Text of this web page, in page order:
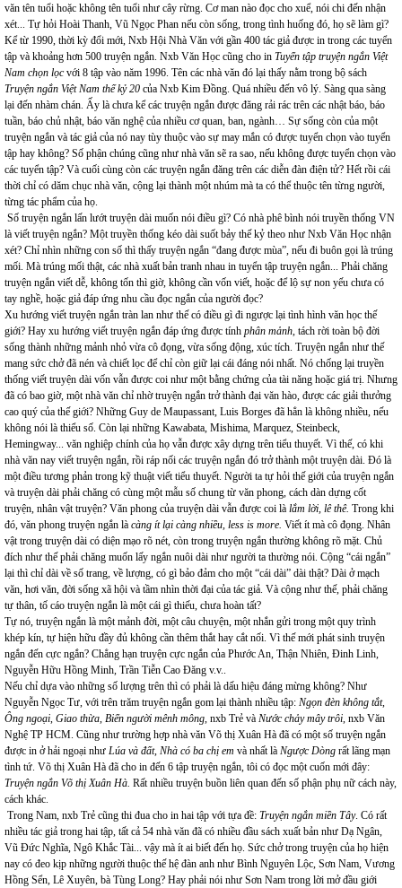
văn tên tuổi hoặc không tên tuổi như cây rừng. Cơ man nào đọc cho xuể, nói chi đến nhận
xét... Tự hỏi Hoài Thanh, Vũ Ngọc Phan nếu còn sống, trong tình huống đó, họ sẽ làm gì?
Kể từ 1990, thời kỳ đổi mới, Nxb Hội Nhà Văn với gần 400 tác giả được in trong các tuyển
tập và khoảng hơn 500 truyện ngắn. Nxb Văn Học cũng cho in Tuyển tập truyện ngắn Việt
Nam chọn lọcvới 8 tập vào năm 1996. Tên các nhà văn đó lại thấy nằm trong bộ sách
Truyện ngắn Việt Nam thế kỷ 20 của Nxb Kim Đồng. Quá nhiều đến vô lý. Sàng qua sàng
lại đến nhàm chán. Ấy là chưa kể các truyện ngắn được đăng rải rác trên các nhật báo, báo
tuần, báo chủ nhật, báo văn nghệ của nhiều cơ quan, ban, ngành… Sự sống còn của một
truyện ngắn và tác giả của nó nay tùy thuộc vào sự may mắn có được tuyển chọn vào tuyển
tập hay không? Số phận chúng cũng như nhà văn sẽ ra sao, nếu không được tuyển chọn vào
các tuyển tập? Và cuối cùng còn các truyện ngắn đăng trên các diễn đàn điện tử? Hết rồi cái
thời chỉ có dăm chục nhà văn, cộng lại thành một nhúm mà ta có thể thuộc tên từng người,
từng tác phẩm của họ.
Số truyện ngắn lấn lướt truyện dài muốn nói điều gì? Có nhà phê bình nói truyền thống VN
là viết truyện ngắn? Một truyền thống kéo dài suốt bảy thế kỷ theo như Nxb Văn Học nhận
xét? Chỉ nhìn những con số thì thấy truyện ngắn “đang được mùa”, nếu đi buôn gọi là trúng
mối. Mà trúng mối thật, các nhà xuất bản tranh nhau in tuyển tập truyện ngắn... Phải chăng
truyện ngắn viết dễ, không tốn thì giờ, không cần vốn viết, hoặc để lộ sự non yếu chưa có
tay nghề, hoặc giả đáp ứng nhu cầu đọc ngắn của người đọc?
Xu hướng viết truyện ngắn tràn lan như thế có điều gì đi ngược lại tình hình văn học thế
giới? Hay xu hướng viết truyện ngắn đáp ứng được tính phân mảnh, tách rời toàn bộ đời
sống thành những mảnh nhỏ vừa cô đọng, vừa sống động, xúc tích. Truyện ngắn như thế
mang sức chở đã nén và chiết lọc để chỉ còn giữ lại cái đáng nói nhất. Nó chống lại truyền
thống viết truyện dài vốn vẫn được coi như một bằng chứng của tài năng hoặc giá trị. Nhưng
đã có bao giờ, một nhà văn chỉ nhờ truyện ngắn trở thành đại văn hào, được các giải thưởng
cao quý của thế giới? Những Guy de Maupassant, Luis Borges đã hẳn là không nhiều, nếu
không nói là thiểu số. Còn lại những Kawabata, Mishima, Marquez, Steinbeck,
Hemingway... văn nghiệp chính của họ vẫn được xây dựng trên tiểu thuyết. Vì thế, có khi
nhà văn nay viết truyện ngắn, rồi ráp nối các truyện ngắn đó trở thành một truyện dài. Đó là
một điều tương phản trong kỹ thuật viết tiểu thuyết. Người ta tự hỏi thế giới của truyện ngắn
và truyện dài phải chăng có cùng một mẫu số chung từ văn phong, cách dàn dựng cốt
truyện, nhân vật truyện? Văn phong của truyện dài vẫn được coi là lắm lời, lê thê. Trong khi
đó, văn phong truyện ngắn là càng ít lại càng nhiều, less is more. Viết ít mà cô đọng. Nhân
vật trong truyện dài có diện mạo rõ nét, còn trong truyện ngắn thường không rõ mặt. Chủ
đích như thế phải chăng muốn lấy ngắn nuôi dài như người ta thường nói. Cộng “cái ngắn”
lại thì chỉ dài về số trang, về lượng, có gì bảo đảm cho một “cái dài” dài thật? Dài ở mạch
văn, hơi văn, đời sống xã hội và tầm nhìn thời đại của tác giả. Và cộng như thế, phải chăng
tự thân, tố cáo truyện ngắn là một cái gì thiếu, chưa hoàn tất?
Tự nó, truyện ngắn là một mảnh đời, một câu chuyện, một nhắn gửi trong một quy trình
khép kín, tự hiện hữu đầy đủ không cần thêm thắt hay cắt nối. Vì thế mới phát sinh truyện
ngắn đến cực ngắn? Chẳng hạn truyện cực ngắn của Phước An, Thận Nhiên, Đinh Linh,
Nguyễn Hữu Hồng Minh, Trần Tiễn Cao Đăng v.v..
Nếu chỉ dựa vào những số lượng trên thì có phải là dấu hiệu đáng mừng không? Như
Nguyễn Ngọc Tư, với trên trăm truyện ngắn gom lại thành nhiều tập: Ngọn đèn không tắt,
Ông ngoại, Giao thừa, Biển người mênh mông, nxb Trẻ và Nước chảy mây trôi, nxb Văn
Nghệ TP HCM. Cũng như trường hợp nhà văn Võ thị Xuân Hà đã có một số truyện ngắn
được in ở hải ngoại như Lúa và đất, Nhà có ba chị em và nhất là Ngược Dòng rất lãng mạn
tình tứ. Võ thị Xuân Hà đã cho in đến 6 tập truyện ngắn, tôi có đọc một cuốn mới đây:
Truyện ngắn Võ thị Xuân Hà. Rất nhiều truyện buồn liên quan đến số phận phụ nữ cách này,
cách khác.
Trong Nam, nxb Trẻ cũng thi đua cho in hai tập với tựa đề: Truyện ngắn miền Tây. Có rất
nhiều tác giả trong hai tập, tất cả 54 nhà văn đã có nhiều đầu sách xuất bản như Dạ Ngân,
Vũ Đức Nghĩa, Ngô Khắc Tài... vậy mà ít ai biết đến họ. Sức chở trong truyện của họ hiện
nay có đeo kịp những người thuộc thế hệ đàn anh như Bình Nguyên Lộc, Sơn Nam, Vương
Hồng Sển, Lê Xuyên, bà Tùng Long? Hay phải nói như Sơn Nam trong lời mở đầu giới